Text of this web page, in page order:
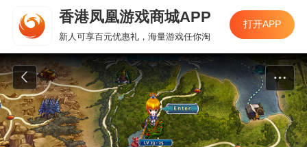
香港凤凰游戏商城APP
新人可享百元优惠礼，海量游戏任你淘
打开APP
香港凤凰游戏商城APP
新人可享百元优惠礼，海量游戏任你淘
打开APP